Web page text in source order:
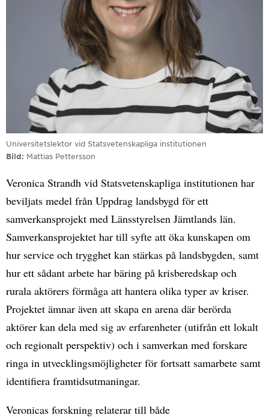
Universitetslektor vid Statsvetenskapliga institutionen
Bild
Mattias Pettersson
Veronica Strandh vid Statsvetenskapliga institutionen har
beviljats medel från Uppdrag landsbygd för ett
samverkansprojekt med Länsstyrelsen Jämtlands län.
Samverkansprojektet har till syfte att öka kunskapen om
hur service och trygghet kan stärkas på landsbygden, samt
hur ett sådant arbete har bäring på krisberedskap och
rurala aktörers förmåga att hantera olika typer av kriser.
Projektet ämnar även att skapa en arena där berörda
aktörer kan dela med sig av erfarenheter (utifrån ett lokalt
och regionalt perspektiv) och i samverkan med forskare
ringa in utvecklingsmöjligheter för fortsatt samarbete samt
identifiera framtidsutmaningar.
Veronicas forskning relaterar till både